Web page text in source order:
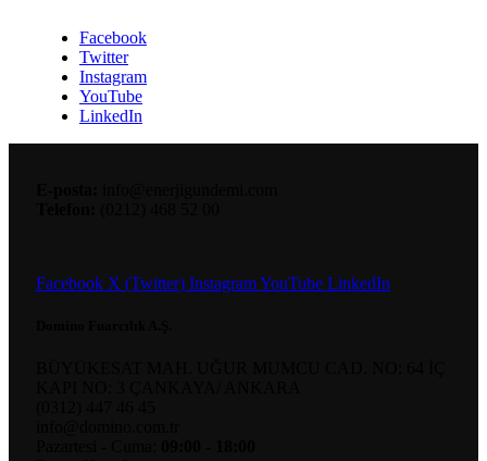
Facebook
Twitter
Instagram
YouTube
LinkedIn
Facebook X (Twitter) InstagramYouTube LinkedIn